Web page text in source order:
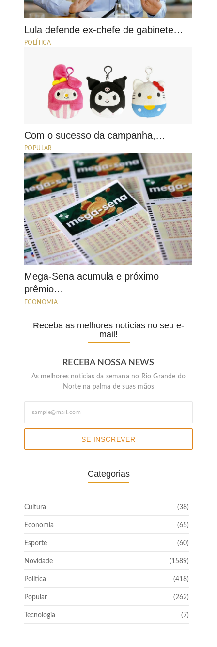
Lula defende ex-chefe de gabinete…
POLÍTICA
Com o sucesso da campanha,…
POPULAR
Mega-Sena acumula e próximo
prêmio…
ECONOMIA
Receba as melhores notícias no seu e-
mail!
RECEBA NOSSA NEWS
As melhores noticias da semana no Rio Grande do
Norte na palma de suas mãos
SE INSCREVER
Categorias
Cultura (38)
Economia (65)
Esporte (60)
Novidade (1589)
Política (418)
Popular (262)
Tecnologia (7)